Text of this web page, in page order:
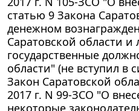
статью 9 Закона
денежном
Саратовской области
государственные
области" (не вступил в
Закон Саратовской
2017 г. N 99-ЗСО "О
некоторые